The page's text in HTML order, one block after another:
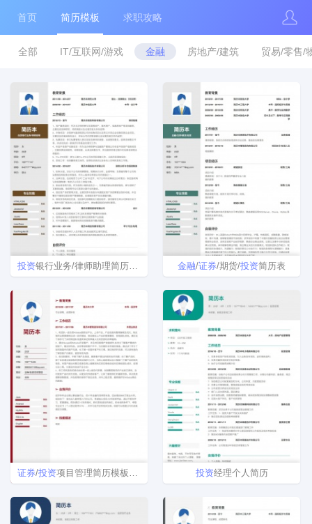
首页 简历模板 求职攻略
全部 IT/互联网/游戏 金融 房地产/建筑 贸易/零售/
投资银行业务/律师助理简历模板 金融/证券/期货/投资简历表
证券/投资项目管理简历模板下载word格式 投资经理个人简历